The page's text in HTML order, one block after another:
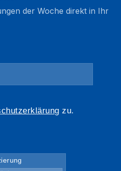
der Woche direkt in Ihr